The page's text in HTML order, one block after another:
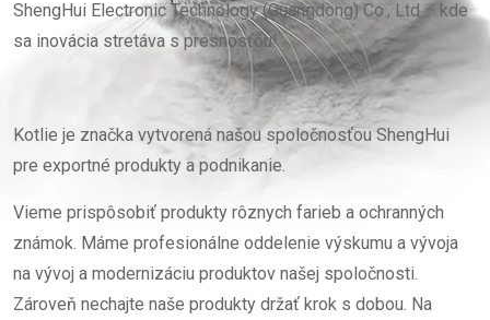
ShengHui Electronic Technology (Guangdong) Co., Ltd – kde
sa inovácia stretáva s presnosťou!
Kotlie je značka vytvorená našou spoločnosťou ShengHui
pre exportné produkty a podnikanie.
Vieme prispôsobiť produkty rôznych farieb a ochranných
známok. Máme profesionálne oddelenie výskumu a vývoja
na vývoj a modernizáciu produktov našej spoločnosti.
Zároveň nechajte naše produkty držať krok s dobou. Na